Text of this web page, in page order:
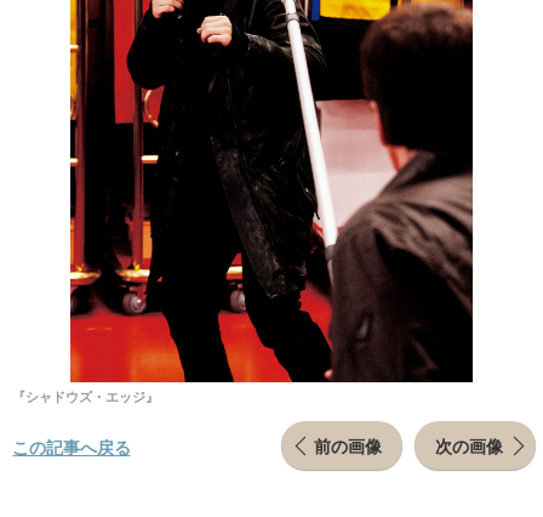
『シャドウズ・エッジ』
前の画像 次の画像
この記事へ戻る